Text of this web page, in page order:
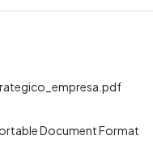
Document Format